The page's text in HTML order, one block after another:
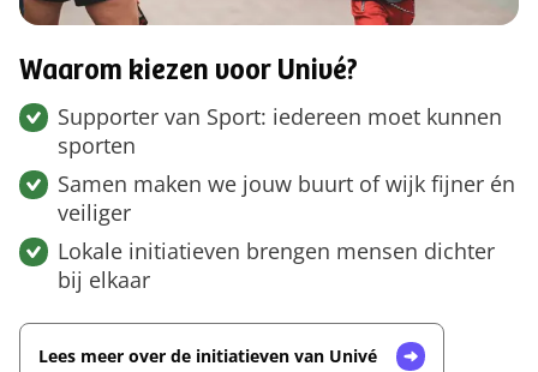
Waarom kiezen voor Univé?
Supporter van Sport: iedereen moet kunnen
sporten
Samen maken we jouw buurt of wijk fijner én
veiliger
Lokale initiatieven brengen mensen dichter
bij elkaar
Lees meer over de initiatieven van Univé